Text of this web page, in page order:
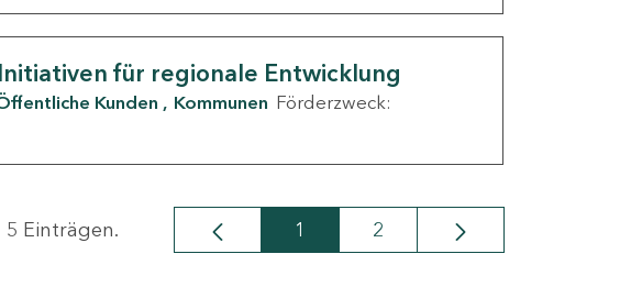
für regionale Entwicklung
Kunden Kommunen Förderzweck:
5 Einträgen. Seite
1 Seite
2